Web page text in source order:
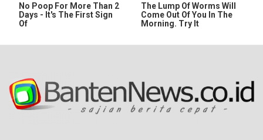
No Poop For More Than 2
Days - It's The First Sign
Of
The Lump Of Worms Will
Come Out Of You In The
Morning. Try It